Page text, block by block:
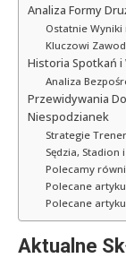
Analiza Formy
Ostatnie Wyniki
Kluczowi
Historia Spotkań
Analiza
Przewidywania
Niespodzianek
Strategie
Sędzia, Stadion
Polecamy
Polecane
Polecane
Aktualne